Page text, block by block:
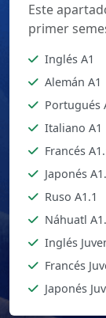
Este
primer
Inglés A1
Alemán A1
Portugués
Italiano A1
Francés
Japonés
Ruso A1.1
Náhuatl
Inglés
Francés
Japonés